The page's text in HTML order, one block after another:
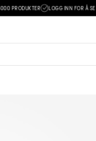
PRODUKTER LOGG INN FOR Å SE